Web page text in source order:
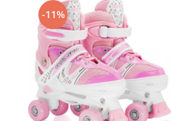
-11%